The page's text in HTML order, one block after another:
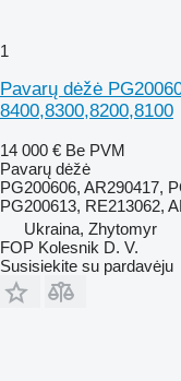
1
Pavarų dėžė
8400,8300,8200,8100
14 000 € Be PVM
Pavarų dėžė
PG200606, AR290417,
PG200613, RE213062,
Ukraina, Zhytomyr
FOP Kolesnik D. V.
Susisiekite su pardavėju